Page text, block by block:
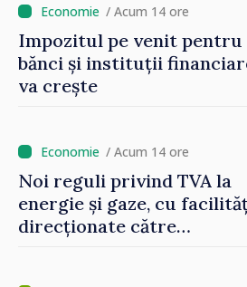
taxare mai echitabilă
/ Acum 14 ore
Impozitul pe venit pentru
bănci și instituții
va crește
/ Acum 14 ore
Noi reguli privind TVA la
energie și gaze, cu
direcționate către